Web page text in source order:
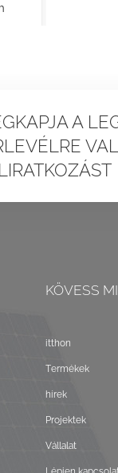
A
KÖVESS
itthon
Termékek
hírek
Projektek
Vállalat